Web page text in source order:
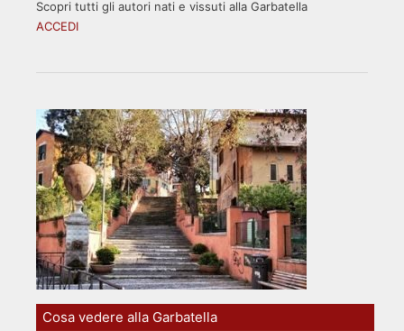
Scopri tutti gli autori nati e vissuti alla Garbatella
ACCEDI
Cosa vedere alla Garbatella